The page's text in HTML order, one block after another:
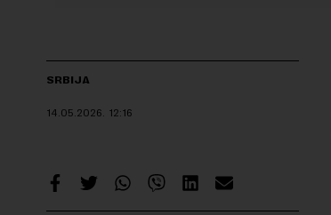
SRBIJA
14.05.2026. 12:16